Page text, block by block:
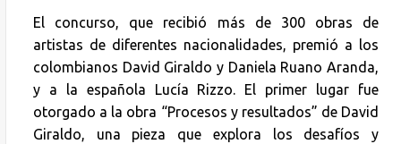
El concurso, que recibió más de 300 obras de
artistas de diferentes nacionalidades, premió a los
colombianos David Giraldo y Daniela Ruano Aranda,
y a la española Lucía Rizzo. El primer lugar fue
otorgado a la obra “Procesos y resultados” de David
Giraldo, una pieza que explora los desafíos y